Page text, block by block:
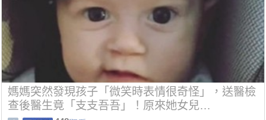
媽媽突然發現孩子「微笑時表情很奇怪」，送醫檢
查後醫生竟「支支吾吾」！原來她女兒…